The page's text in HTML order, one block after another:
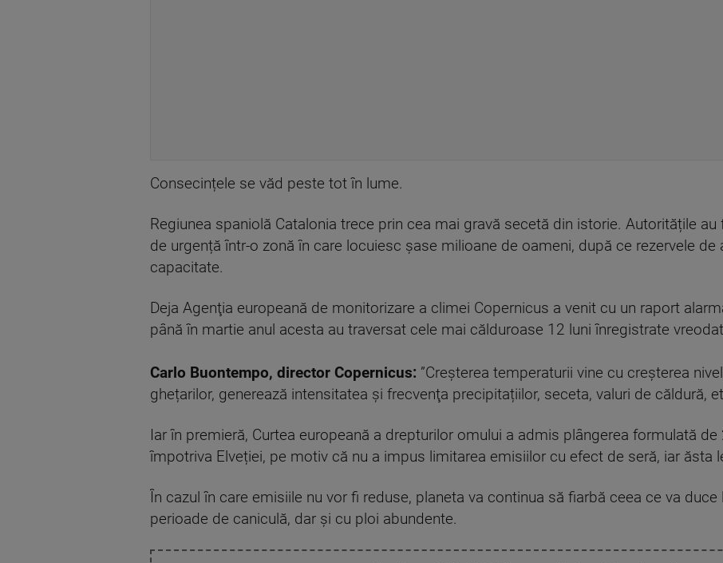
Consecințele se văd peste tot în lume.
Regiunea spaniolă Catalonia trece prin cea mai gravă secetă din istorie. Autoritățile
de urgență într-o zonă în care locuiesc şase milioane de oameni, după ce rezervele de
capacitate.
Deja Agenţia europeană de monitorizare a climei Copernicus a venit cu un raport
până în martie anul acesta au traversat cele mai călduroase 12 luni înregistrate
Carlo Buontempo, director Copernicus: ”Creșterea temperaturii vine cu creșterea
ghețarilor, generează intensitatea și frecvenţa precipitațiilor, seceta, valuri de căldură,
Iar în premieră, Curtea europeană a drepturilor omului a admis plângerea formulată
împotriva Elveției, pe motiv că nu a impus limitarea emisiilor cu efect de seră, iar ăsta
În cazul în care emisiile nu vor fi reduse, planeta va continua să fiarbă ceea ce va
perioade de caniculă, dar și cu ploi abundente.